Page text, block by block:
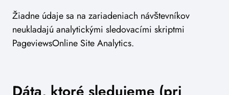
Žiadne údaje sa na zariadeniach návštevníkov
neukladajú analytickými sledovacími skriptmi
PageviewsOnline Site Analytics.